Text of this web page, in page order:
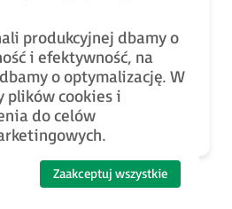
są cztery
zarezerwować i nie należy ich
programu:
wektor ciągu znaków które mają
co 16 znaków,
produkcyjnej dbamy o
i efektywność, na
o optymalizację. W
plików cookies i
do celów
Zaakceptuj wszystkie